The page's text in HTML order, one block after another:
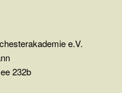
e.V.
232b